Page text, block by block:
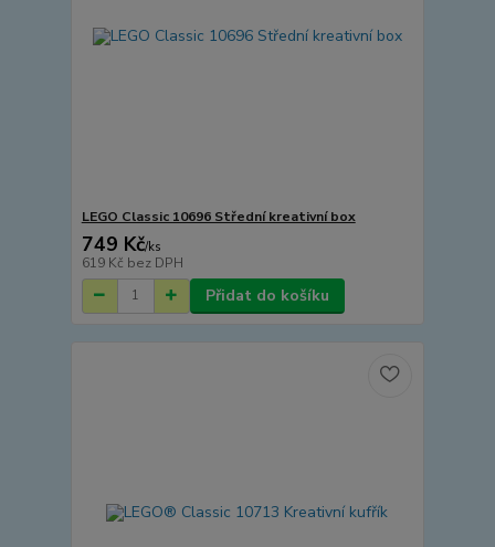
LEGO Classic 10696 Střední kreativní box
749 Kč/ks
619 Kč bez DPH
Přidat do košíku